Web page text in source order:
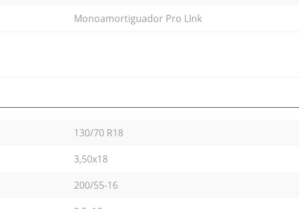
Monoamortiguador Pro LInk
130/70 R18
3,50x18
200/55-16